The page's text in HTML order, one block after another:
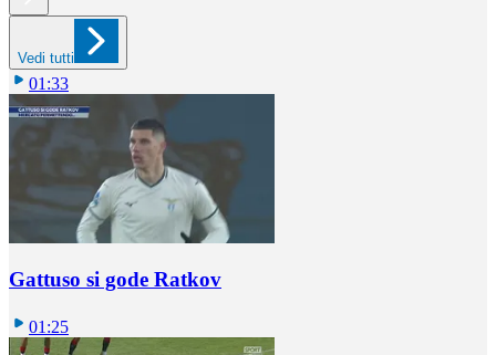
Vedi tutti
01:33
Gattuso si gode Ratkov
01:25